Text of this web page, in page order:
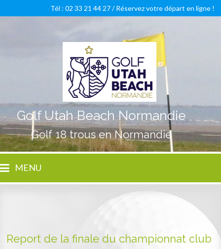
Golf Utah Beach Normandie
Golf 18 trous en Normandie
Tél : 02 33 21 44 27 /Réservez votre départ en ligne !
MENU
Report de la finale du championnat club